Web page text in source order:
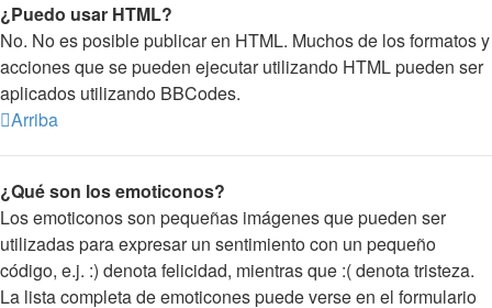
¿Puedo usar HTML?
No. No es posible publicar en HTML. Muchos de los formatos y
acciones que se pueden ejecutar utilizando HTML pueden ser
aplicados utilizando BBCodes.
Arriba
¿Qué son los emoticonos?
Los emoticonos son pequeñas imágenes que pueden ser
utilizadas para expresar un sentimiento con un pequeño
código, e.j. :) denota felicidad, mientras que :( denota tristeza.
La lista completa de emoticones puede verse en el formulario